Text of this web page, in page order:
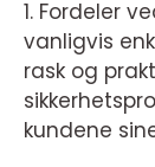
1. Fordeler
vanligvis
rask og
kundene